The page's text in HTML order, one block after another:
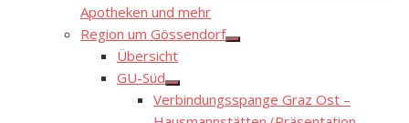
Apotheken und mehr
Region um Gössendorf
Show
Übersicht
GU-Süd
Show
sub
menu
Verbindungsspange Graz Ost –